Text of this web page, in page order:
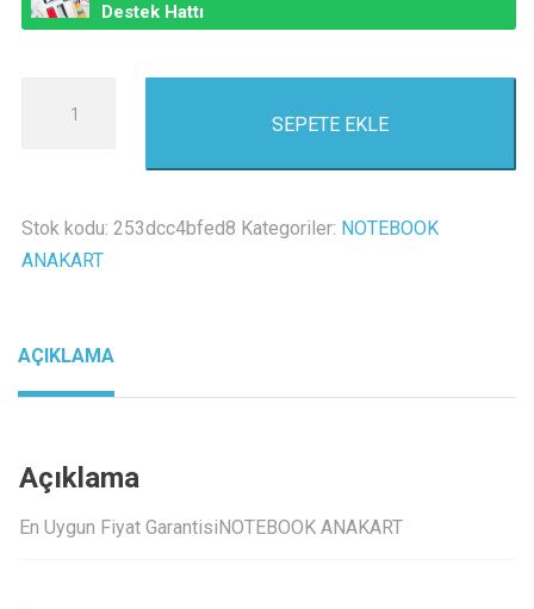
Destek Hattı
Extensa
board
inverter
SEPETE EKLE
Stok kodu: 253dcc4bfed8 Kategoriler: NOTEBOOK
ANAKART
AÇIKLAMA
Açıklama
En Uygun Fiyat GarantisiNOTEBOOK ANAKART